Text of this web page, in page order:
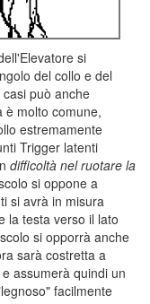
si
del collo e del
può anche
è molto comune,
estremamente
Trigger latenti
difficoltà nel ruotare la
si oppone a
si avrà in misura
la testa verso il lato
si opporrà anche
sarà costretta a
assumerà quindi un
facilmente